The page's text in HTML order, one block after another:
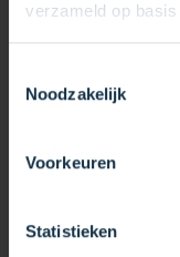
verzameld op
Noodzakelijk
Voorkeuren
Statistieken